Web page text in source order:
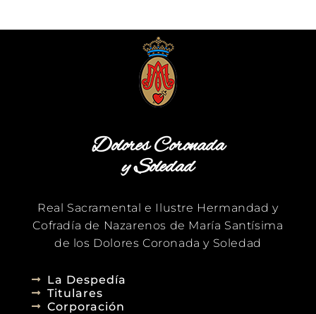
Dolores Coronada
y Soledad
Real Sacramental e Ilustre Hermandad y
Cofradía de Nazarenos de María Santísima
de los Dolores Coronada y Soledad
La Despedía
Titulares
Corporación